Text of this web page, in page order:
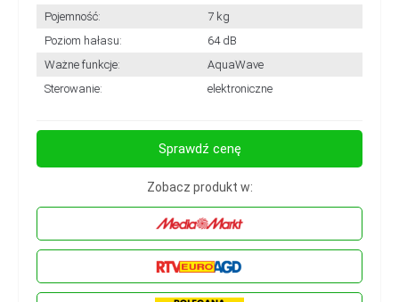
Pojemność:
7 kg
Poziom hałasu:
64 dB
Ważne funkcje:
AquaWave
Sterowanie:
elektroniczne
Sprawdź cenę
Zobacz produkt w: